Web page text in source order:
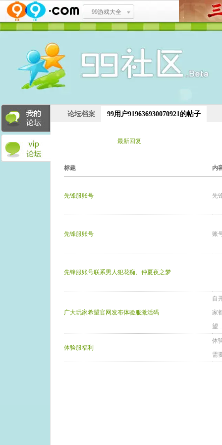
99游戏大全
论坛档案 99用户919636930070921的帖子
最新回复
标题 内
先锋服账号 先
先锋服账号 账
先锋服账号联系男人犯花痴、仲夏夜之梦
广大玩家希望官网发布体验服激活码
自
家
望...
体验服福利
体
需